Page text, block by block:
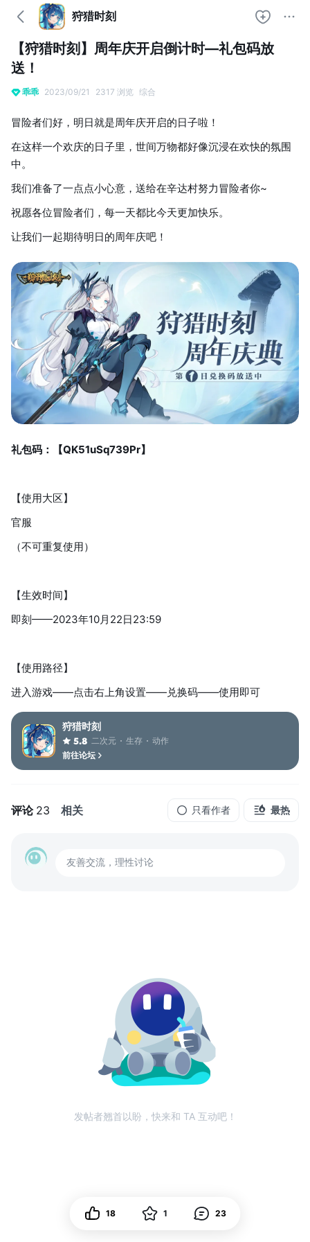
狩猎时刻
【狩猎时刻】周年庆开启倒计时—礼包码放
送！
乖乖 2023/09/21 2317 浏览 综合
冒险者们好，明日就是周年庆开启的日子啦！
在这样一个欢庆的日子里，世间万物都好像沉浸在欢快的氛围
中。
我们准备了一点点小心意，送给在辛达村努力冒险者你~
祝愿各位冒险者们，每一天都比今天更加快乐。
让我们一起期待明日的周年庆吧！
礼包码：【QK51uSq739Pr】
【使用大区】
官服
（不可重复使用）
【生效时间】
即刻——2023年10月22日23:59
【使用路径】
进入游戏——点击右上角设置——兑换码——使用即可
狩猎时刻
5.8 二次元 生存
动作
前往论坛
评论 23 相关 只看作者 最热
友善交流，理性讨论
发帖者翘首以盼，快来和 TA 互动吧！
18 1 23